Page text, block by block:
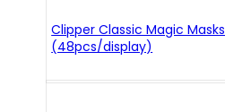
Clipper Classic Magic Masks
(48pcs/display)